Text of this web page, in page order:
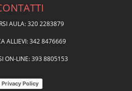
AULA: 320 2283879
ALLIEVI: 342 8476669
ON-LINE: 393 8805153
Privacy Policy